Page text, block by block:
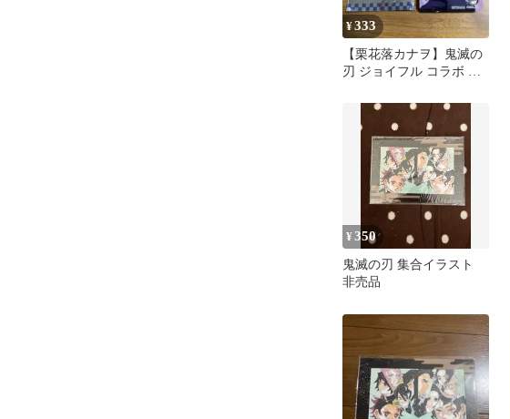
¥333
【栗花落カナヲ】鬼滅の
刃 ジョイフル コラボ ア
¥350
鬼滅の刃 集合イラスト
非売品